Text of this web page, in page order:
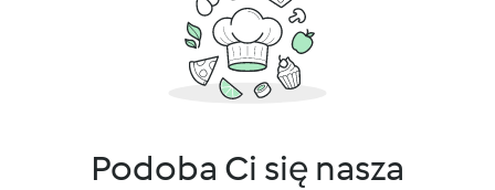
Podoba Ci się nasza